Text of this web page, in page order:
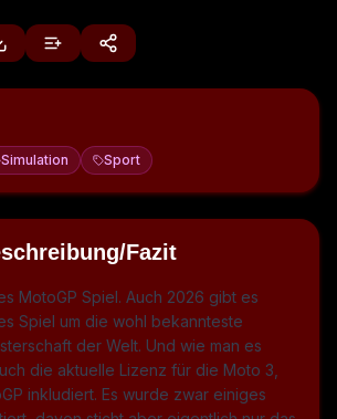
Simulation Sport
Fazit
MotoGP Spiel. Auch 2026 gibt es
Spiel um die wohl bekannteste
der Welt. Und wie man es
die aktuelle Lizenz für die Moto 3,
inkludiert. Es wurde zwar einiges